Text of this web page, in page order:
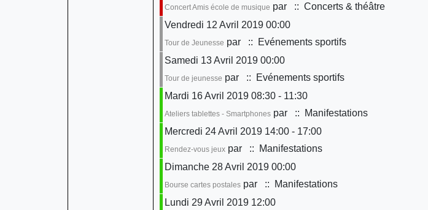
Concert Amis école de musique par
:: Concerts & théâtre
Vendredi 12 Avril 2019 00:00
Tour de Jeunesse par
:: Evénements sportifs
Samedi 13 Avril 2019 00:00
Tour de jeunesse par
:: Evénements sportifs
Mardi 16 Avril 2019 08:30 - 11:30
Ateliers tablettes - Smartphonespar
:: Manifestations
Mercredi 24 Avril 2019 14:00 - 17:00
Rendez-vous jeuxpar
:: Manifestations
Dimanche 28 Avril 2019 00:00
Bourse cartes postalespar
:: Manifestations
Lundi 29 Avril 2019 12:00